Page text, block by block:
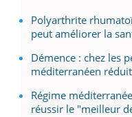
Polyarthrite
peut améliorer la
Démence : chez les
méditerranéen
Régime
réussir le "meilleur